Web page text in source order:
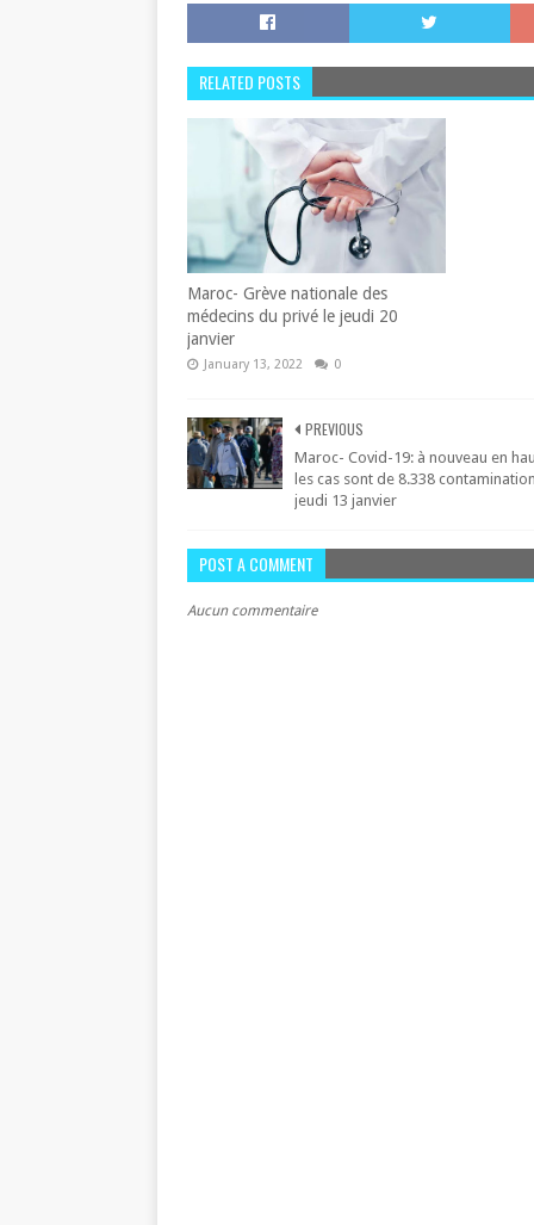
RELATED POSTS
Maroc- Grève nationale des
médecins du privé le jeudi 20
janvier
January 13, 2022 0
PREVIOUS
Maroc- Covid-19: à nouveau en
les cas sont de 8.338
jeudi 13 janvier
POST A COMMENT
Aucun commentaire